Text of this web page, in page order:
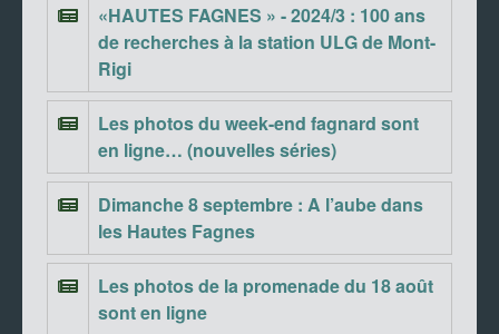
«HAUTES FAGNES » - 2024/3 : 100 ans
de recherches à la station ULG de Mont-
Rigi
Les photos du week-end fagnard sont
en ligne… (nouvelles séries)
Dimanche 8 septembre : A l’aube dans
les Hautes Fagnes
Les photos de la promenade du 18 août
sont en ligne